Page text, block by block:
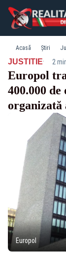
Acasă Știri
JUSTITIE· 2
Europol
400.000
organizată
Europol